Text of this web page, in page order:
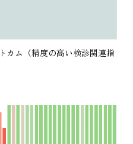
カム（精度の高い検診関連指